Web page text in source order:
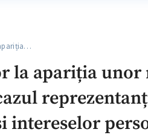
la apariția unor
intereselor